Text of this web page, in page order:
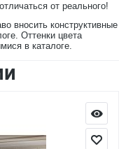
от реального!
вносить конструктивные
Оттенки цвета
в каталоге.